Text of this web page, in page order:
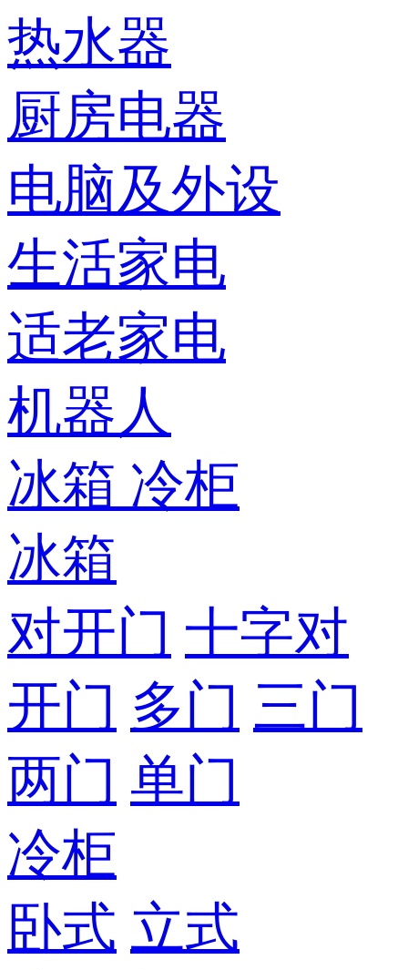
热水器
厨房电器
电脑及外设
生活家电
适老家电
机器人
冰箱 冷柜
冰箱
对开门 十字对
开门 多门 三门
两门 单门
冷柜
卧式 立式